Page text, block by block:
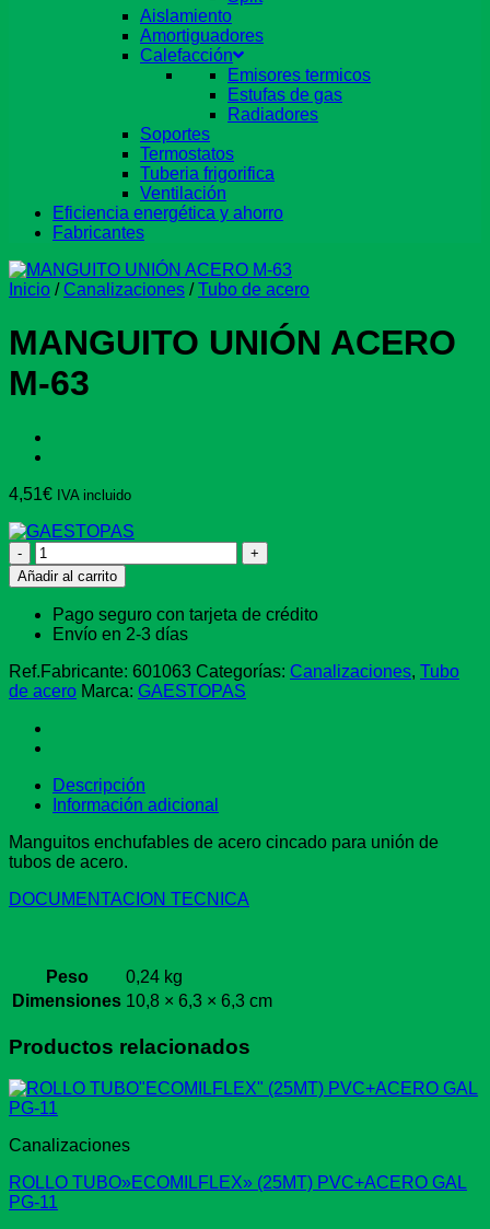
Aislamiento
Amortiguadores
Calefacción
Emisores termicos
Estufas de gas
Radiadores
Soportes
Termostatos
Tuberia frigorifica
Ventilación
Eficiencia energética y ahorro
Fabricantes
Inicio / Canalizaciones / Tubo de acero
MANGUITO UNIÓN ACERO
M-63
4,51€ IVA incluido
MANGUITO
UNIÓN
ACERO
M-
63
Añadir al carrito
Pago seguro con tarjeta de crédito
Envío en 2-3 días
Ref.Fabricante: 601063 Categorías: Canalizaciones, Tubo
de acero Marca: GAESTOPAS
Descripción
Información adicional
Manguitos enchufables de acero cincado para unión de
tubos de acero.
DOCUMENTACION TECNICA
Peso
0,24 kg
Dimensiones 10,8 × 6,3 × 6,3 cm
Productos relacionados
Canalizaciones
ROLLO TUBO»ECOMILFLEX» (25MT) PVC+ACERO GAL
PG-11